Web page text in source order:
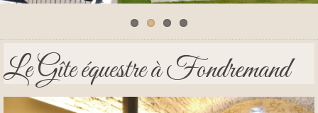
Le Gîte équestre à Fondremand